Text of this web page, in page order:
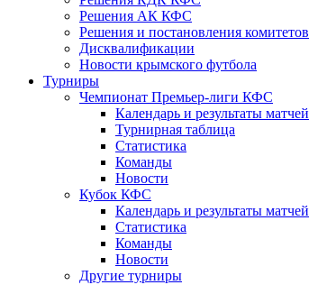
Решения АК КФС
Решения и постановления комитетов
Дисквалификации
Новости крымского футбола
Турниры
Чемпионат Премьер-лиги КФС
Календарь и результаты матчей
Турнирная таблица
Статистика
Команды
Новости
Кубок КФС
Календарь и результаты матчей
Статистика
Команды
Новости
Другие турниры